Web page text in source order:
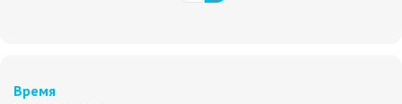
Время